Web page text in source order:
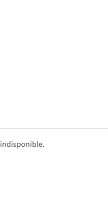
indisponible.